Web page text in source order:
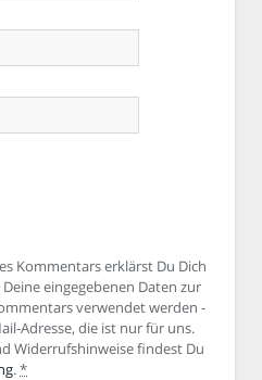
Kommentars erklärst Du Dich
eingegebenen Daten zur
verwendet werden -
Adresse, die ist nur für uns.
Widerrufshinweise findest Du
.*